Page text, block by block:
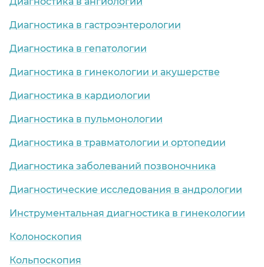
Диагностика в гастроэнтерологии
Диагностика в гепатологии
Диагностика в гинекологии и акушерстве
Диагностика в кардиологии
Диагностика в пульмонологии
Диагностика в травматологии и ортопедии
Диагностика заболеваний позвоночника
Диагностические исследования в андрологии
Инструментальная диагностика в гинекологии
Колоноскопия
Кольпоскопия